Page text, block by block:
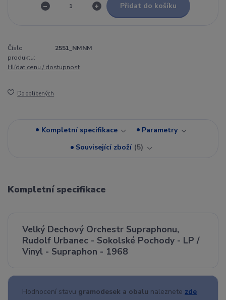
Přidat do košíku
Číslo
produktu:
2551_NMNM
Hlídat cenu / dostupnost
Do oblíbených
Kompletní specifikace
Parametry
Související zboží 5
Kompletní specifikace
Velký Dechový Orchestr Supraphonu,
Rudolf Urbanec - Sokolské Pochody - LP /
Vinyl - Supraphon - 1968
Hodnocení stavu gramodesek a obalu naleznete zde